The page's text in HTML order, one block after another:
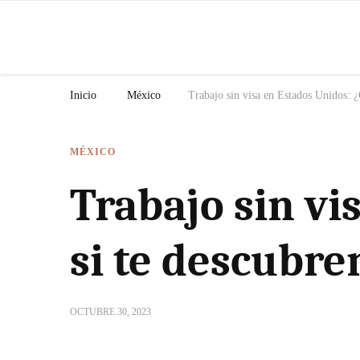
Inicio México Trabajo sin visa en Estados Unidos:
MÉXICO
Trabajo sin
si te
OCTUBRE 30, 2023